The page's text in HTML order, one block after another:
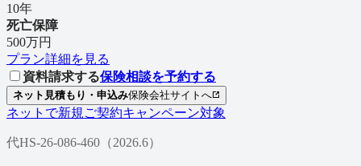
10年
死亡保障
500万円
プラン詳細を見る
資料請求する保険相談を予約する
ネット見積もり・申込み保険会社サイトへ
ネットで新規ご契約キャンペーン対象
代HS-26-086-460（2026.6）